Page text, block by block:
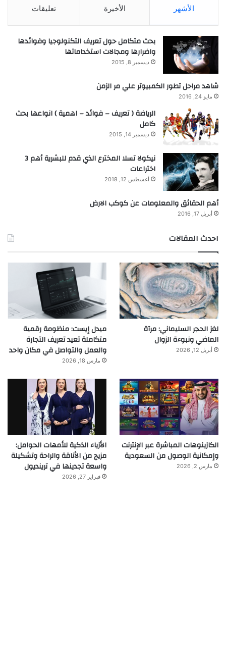
الأشهر الأخيرة تعليقات
بحث متكامل حول تعريف التكنولوجيا وفوائدها
واضرارها ومجالات استخداماتها
ديسمبر 8, 2015
شاهد مراحل تطور الكمبيوتر علي مر الزمن
مايو 24, 2016
الرياضة ( تعريف – فوائد – اهمية ) انواعها بحث
كامل
ديسمبر 14, 2015
نيكولا تسلا المخترع الذي قدم للبشرية أهم 3
اختراعات
أغسطس 12, 2018
أهم الحقائق والمعلومات عن كوكب الارض
أبريل 17, 2016
احدث المقالات
لغز الحجر السليماني: مرآة
الماضي ونبوءة الزوال
أبريل 12, 2026
ميدل إيست: منظومة رقمية
متكاملة تعيد تعريف التجارة
والعمل والتواصل في مكان واحد
مارس 18, 2026
الكازينوهات المباشرة عبر الإنترنت
وإمكانية الوصول من السعودية
مارس 2, 2026
الأزياء الذكية للأمهات الحوامل:
مزيج من الأناقة والراحة وتشكيلة
واسعة تجدينها في ترينديول
فبراير 27, 2026